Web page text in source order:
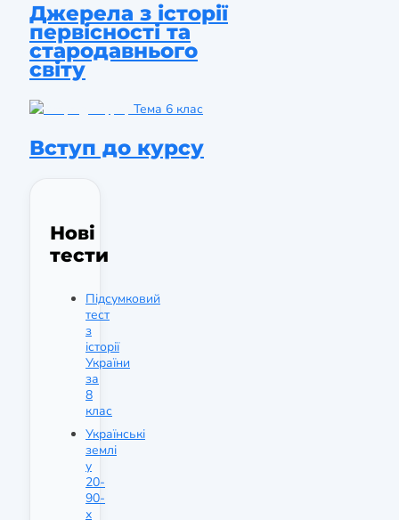
Джерела з історії
первісності та
стародавнього
світу
Тема 6 клас
Вступ до курсу
Нові
тести
Підсумковий
тест
з
історії
України
за
8
клас
Українські
землі
у
20-
90-
х